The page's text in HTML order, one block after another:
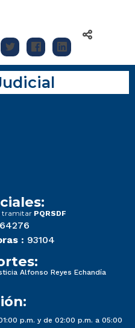
tramitar PQRSDF
: 93104
Alfonso Reyes Echandía
p.m. y de 02:00 p.m. a 05:00